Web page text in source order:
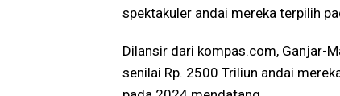
spektakuler andai mereka terpilih
Dilansir dari kompas.com, Ganjar-
senilai Rp. 2500 Triliun andai